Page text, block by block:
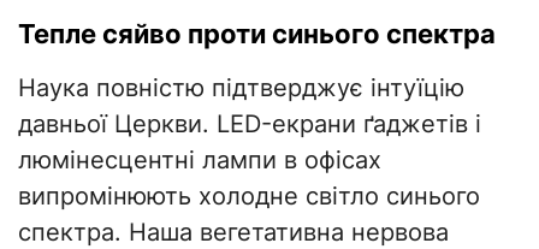
Тепле сяйво проти синього спектра
Наука повністю підтверджує інтуїцію
давньої Церкви. LED-екрани ґаджетів і
люмінесцентні лампи в офісах
випромінюють холодне світло синього
спектра. Наша вегетативна нервова